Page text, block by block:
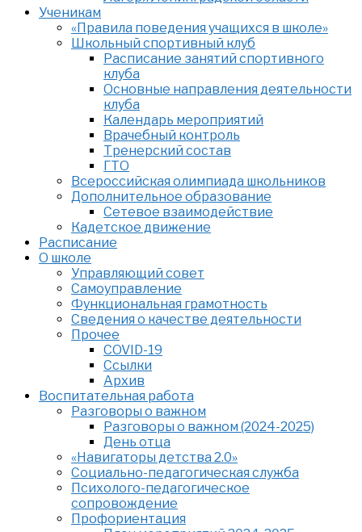
Ученикам
«Правила поведения учащихся в школе»
Школьный спортивный клуб
Расписание занятий спортивного
клуба
Основные направления деятельности
клуба
Календарь мероприятий
Врачебный контроль
Тренерский состав
ГТО
Всероссийская олимпиада школьников
Дополнительное образование
Сетевое взаимодействие
Кадетское движение
Расписание
О школе
Управляющий совет
Самоуправление
Функциональная грамотность
Сведения о качестве деятельности
Прочее
COVID-19
Ссылки
Архив
Воспитательная работа
Разговоры о важном
Разговоры о важном (2024-2025)
День отца
«Навигаторы детства 2.0»
Социально-педагогическая служба
Психолого-педагогическое
сопровождение
Профориентация